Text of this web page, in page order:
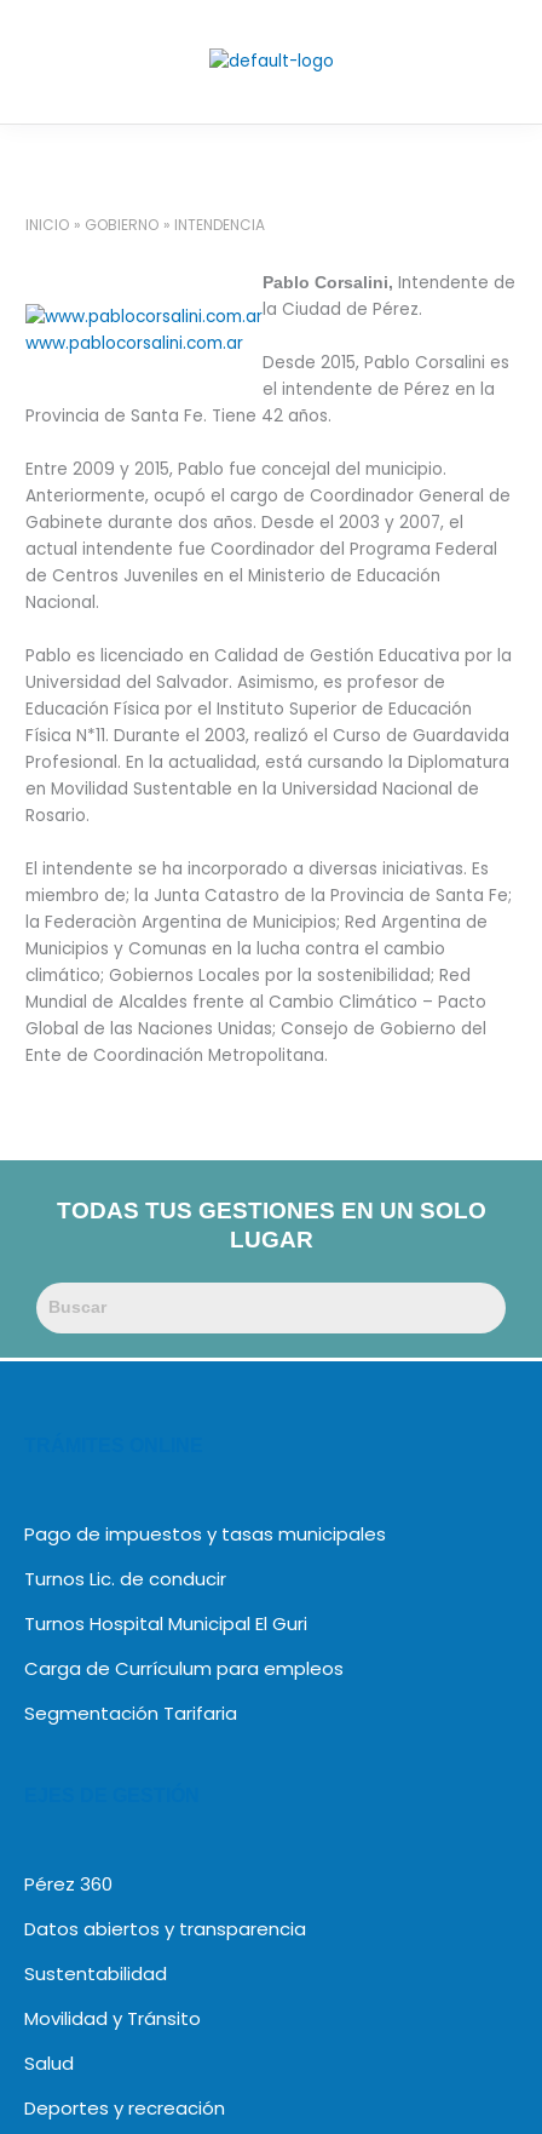
INICIO GOBIERNO INTENDENCIA
www.pablocorsalini.com.ar
Pablo Corsalini, Intendente de
la Ciudad de Pérez.
Desde 2015, Pablo Corsalini es
el intendente de Pérez en la
Provincia de Santa Fe. Tiene 42 años.
Entre 2009 y 2015, Pablo fue concejal del municipio.
Anteriormente, ocupó el cargo de Coordinador General de
Gabinete durante dos años. Desde el 2003 y 2007, el
actual intendente fue Coordinador del Programa Federal
de Centros Juveniles en el Ministerio de Educación
Nacional.
Pablo es licenciado en Calidad de Gestión Educativa por la
Universidad del Salvador. Asimismo, es profesor de
Educación Física por el Instituto Superior de Educación
Física N*11. Durante el 2003, realizó el Curso de Guardavida
Profesional. En la actualidad, está cursando la Diplomatura
en Movilidad Sustentable en la Universidad Nacional de
Rosario.
El intendente se ha incorporado a diversas iniciativas. Es
miembro de; la Junta Catastro de la Provincia de Santa Fe;
la Federaciòn Argentina de Municipios; Red Argentina de
Municipios y Comunas en la lucha contra el cambio
climático; Gobiernos Locales por la sostenibilidad; Red
Mundial de Alcaldes frente al Cambio Climático – Pacto
Global de las Naciones Unidas; Consejo de Gobierno del
Ente de Coordinación Metropolitana.
TODAS TUS GESTIONES EN UN SOLO
LUGAR
Pago de impuestos y tasas municipales
Turnos Lic. de conducir
Turnos Hospital Municipal El Guri
Carga de Currículum para empleos
Segmentación Tarifaria
Pérez 360
Datos abiertos y transparencia
Sustentabilidad
Movilidad y Tránsito
Salud
Deportes y recreación